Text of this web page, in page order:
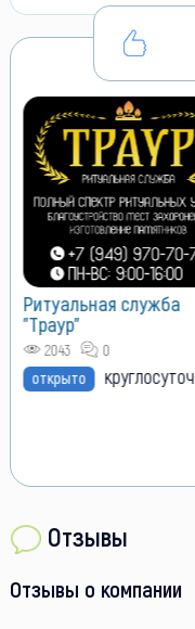
Ритуальная служба
"Траур"
2043
0
открыто
Отзывы
Отзывы о компании